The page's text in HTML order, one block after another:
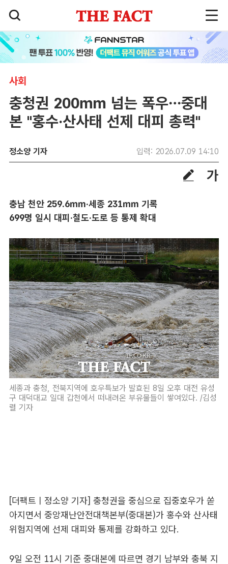
사회
충청권 200㎜ 넘는 폭우…중대
본 "홍수·산사태 선제 대피 총력"
정소양 기자 입력: 2026.07.09 14:10
충남 천안 259.6㎜·세종 231㎜ 기록
699명 일시 대피·철도·도로 등 통제 확대
세종과 충청, 전북지역에 호우특보가 발효된 8일 오후 대전 유성
구 대덕대교 일대 갑천에서 떠내려온 부유물들이 쌓여있다. /김성
렬 기자
[더팩트ㅣ정소양 기자] 충청권을 중심으로 집중호우가 쏟
아지면서 중앙재난안전대책본부(중대본)가 홍수와 산사태
위험지역에 선제 대피와 통제를 강화하고 있다.
9일 오전 11시 기준 중대본에 따르면 경기 남부와 충북 지